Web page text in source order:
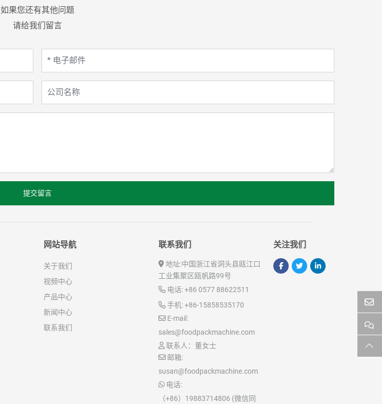
如果您还有其他问题
请给我们留言
提交留言
网站导航
关于我们
视频中心
产品中心
新闻中心
联系我们
联系我们
地址:中国浙江省洞头县瓯江口
工业集聚区瓯帆路99号
电话:+86 0577 88622511
手机:+86-15858535170
E-mail:
sales@foodpackmachine.com
联系人：董女士
邮箱:
susan@foodpackmachine.com
电话:
（+86）19883714806 (微信同
关注我们